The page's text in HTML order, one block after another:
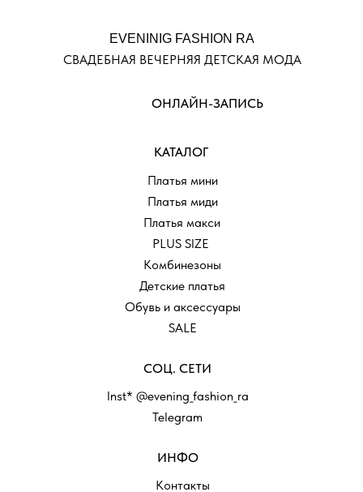
ОНЛАЙН-ЗАПИСЬ
Inst* @evening_fashion_ra
Telegram
СОЦ. СЕТИ
Контакты
ИНФО
КАТАЛОГ
Платья мини
Платья миди
Платья макси
PLUS SIZE
Детские платья
Обувь и аксессуары
Комбинезоны
EVENINIG FASHION RA
СВАДЕБНАЯ ВЕЧЕРНЯЯ ДЕТСКАЯ МОДА
SALE